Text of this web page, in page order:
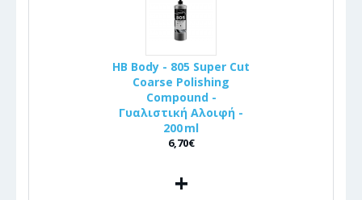
HB Body - 805 Super Cut
Coarse Polishing
Compound -
Γυαλιστική Αλοιφή -
200 ml
6,70€
+